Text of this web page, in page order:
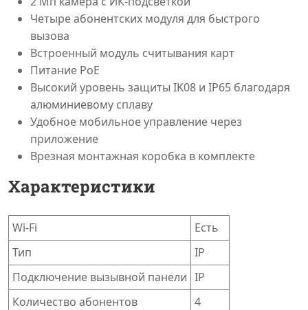
Четыре абонентских модуля для быстрого
вызова
Встроенный модуль считывания карт
Питание PoE
Высокий уровень защиты IK08 и IP65 благодаря
алюминиевому сплаву
Удобное мобильное управление через
приложение
Врезная монтажная коробка в комплекте
Характеристики
Wi-Fi
Есть
Тип
IP
Подключение вызывной панели IP
Количество абонентов
4